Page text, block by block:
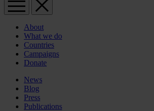
About
What we do
Countries
Campaigns
Donate
News
Blog
Press
Publications